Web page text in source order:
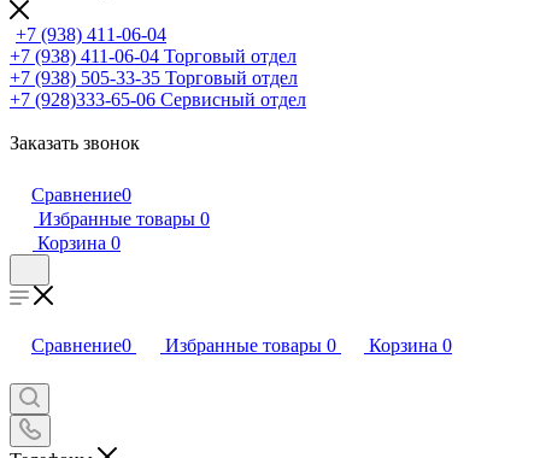
+7 (938) 411-06-04
+7 (938) 411-06-04 Торговый отдел
+7 (938) 505-33-35 Торговый отдел
+7 (928)333-65-06 Сервисный отдел
Заказать звонок
Сравнение0
Избранные товары 0
Корзина 0
Сравнение0 Избранные товары 0 Корзина 0